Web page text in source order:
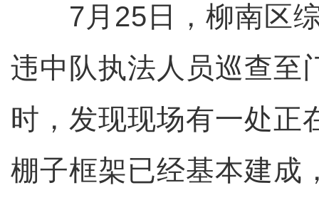
7月25日，柳南区综
违中队执法人员巡查至
时，发现现场有一处正
棚子框架已经基本建成